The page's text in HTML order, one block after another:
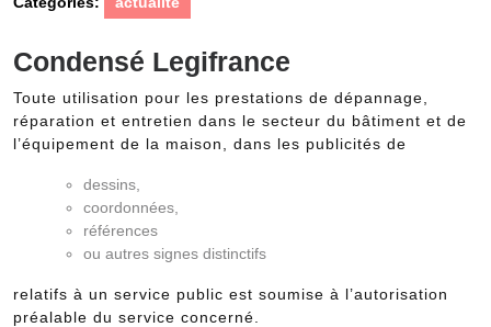
Condensé Legifrance
Toute utilisation pour les prestations de dépannage,
réparation et entretien dans le secteur du bâtiment et de
l’équipement de la maison, dans les publicités de
dessins,
coordonnées,
références
ou autres signes distinctifs
relatifs à un service public est soumise à l’autorisation
préalable du service concerné.